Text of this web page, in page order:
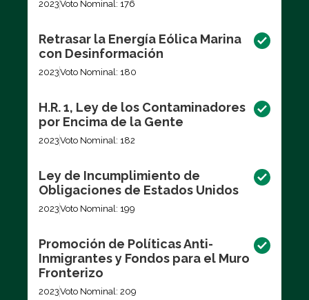
2023Voto Nominal: 176
Retrasar la Energía Eólica Marina
con Desinformación
2023Voto Nominal: 180
H.R. 1, Ley de los Contaminadores
por Encima de la Gente
2023Voto Nominal: 182
Ley de Incumplimiento de
Obligaciones de Estados Unidos
2023Voto Nominal: 199
Promoción de Políticas Anti-
Inmigrantes y Fondos para el Muro
Fronterizo
2023Voto Nominal: 209